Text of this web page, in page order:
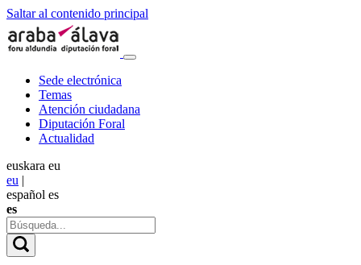
Saltar al contenido principal
Sede electrónica
Temas
Atención ciudadana
Diputación Foral
Actualidad
euskara eu
eu |
español es
es